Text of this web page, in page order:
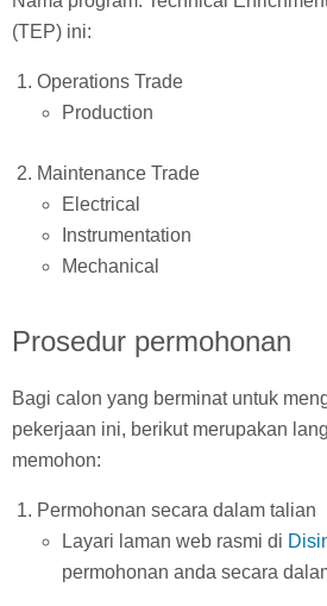
(TEP) ini:
Operations Trade
Production
Maintenance Trade
Electrical
Instrumentation
Mechanical
Prosedur permohonan
Bagi calon yang berminat untuk
pekerjaan ini, berikut merupakan
memohon:
Permohonan secara dalam talian
Layari laman web rasmi di
permohonan anda secara